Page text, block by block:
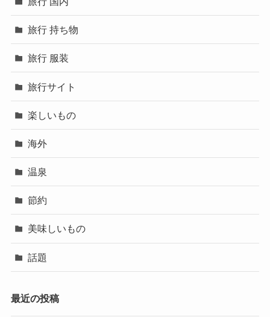
旅行 持ち物
旅行 服装
旅行サイト
楽しいもの
海外
温泉
節約
美味しいもの
話題
最近の投稿